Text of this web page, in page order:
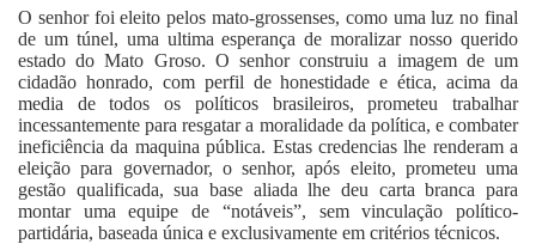
O senhor foi eleito pelos mato-grossenses, como uma luz no final
de um túnel, uma ultima esperança de moralizar nosso querido
estado do Mato Groso. O senhor construiu a imagem de um
cidadão honrado, com perfil de honestidade e ética, acima da
media de todos os políticos brasileiros, prometeu trabalhar
incessantemente para resgatar a moralidade da política, e combater
ineficiência da maquina pública. Estas credencias lhe renderam a
eleição para governador, o senhor, após eleito, prometeu uma
gestão qualificada, sua base aliada lhe deu carta branca para
montar uma equipe de “notáveis”, sem vinculação político-
partidária, baseada única e exclusivamente em critérios técnicos.